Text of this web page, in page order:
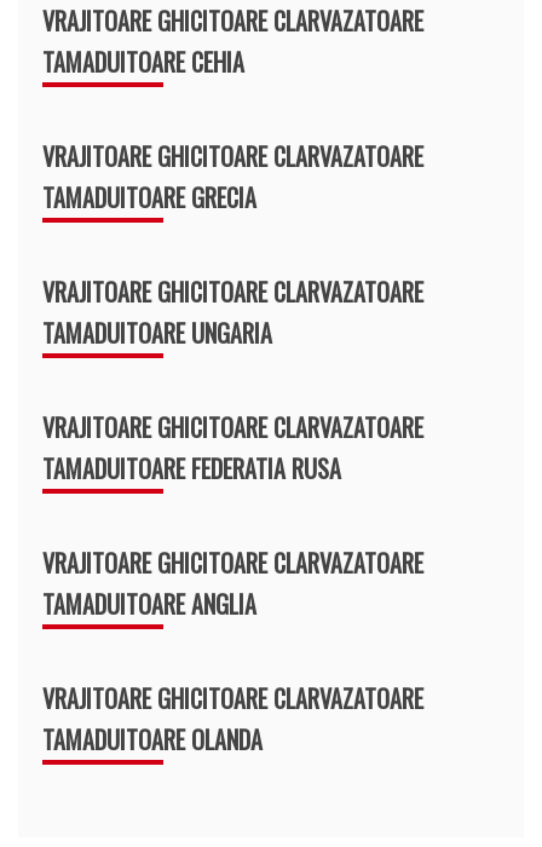
VRAJITOARE GHICITOARE CLARVAZATOARE
TAMADUITOARE CEHIA
VRAJITOARE GHICITOARE CLARVAZATOARE
TAMADUITOARE GRECIA
VRAJITOARE GHICITOARE CLARVAZATOARE
TAMADUITOARE UNGARIA
VRAJITOARE GHICITOARE CLARVAZATOARE
TAMADUITOARE FEDERATIA RUSA
VRAJITOARE GHICITOARE CLARVAZATOARE
TAMADUITOARE ANGLIA
VRAJITOARE GHICITOARE CLARVAZATOARE
TAMADUITOARE OLANDA